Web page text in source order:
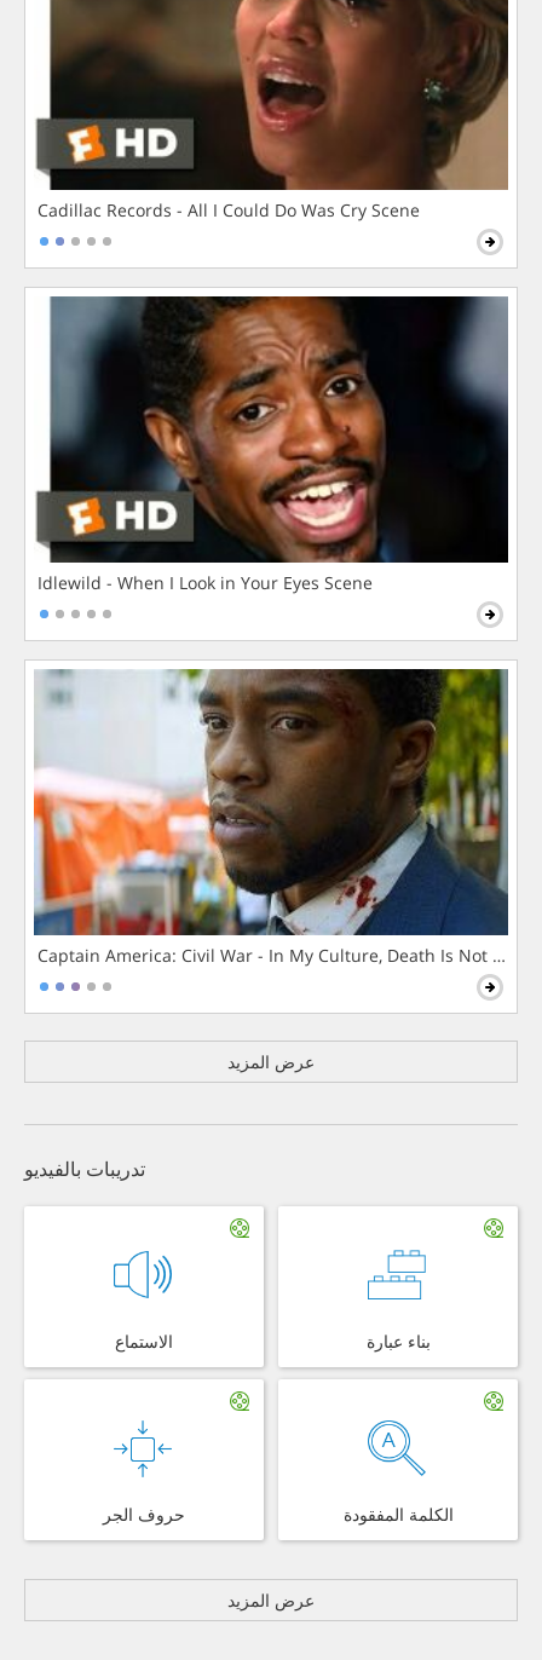
Cadillac Records - All I Could Do Was Cry Scene
Idlewild - When I Look in Your Eyes Scene
Captain America: Civil War - In My Culture, Death Is Not The
عرض المزيد
تدريبات بالفيديو
الاستماع بناء عبارة
حروف الجر الكلمة المفقودة
عرض المزيد